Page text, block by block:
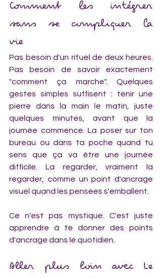
Comment les intégrer
sans se compliquer la
vie
Pas besoin d'un rituel de deux heures.
Pas besoin de savoir exactement
"comment ça marche". Quelques
gestes simples suffisent : tenir une
pierre dans la main le matin, juste
quelques minutes, avant que la
journée commence. La poser sur ton
bureau ou dans ta poche quand tu
sens que ça va être une journée
difficile. La regarder, vraiment la
regarder, comme un point d'ancrage
visuel quand les pensées s'emballent.
Ce n'est pas mystique. C'est juste
apprendre à te donner des points
d'ancrage dans le quotidien.
Aller plus loin avec Le